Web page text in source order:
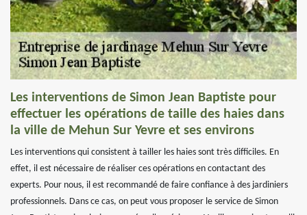
Les interventions de Simon Jean Baptiste pour
effectuer les opérations de taille des haies dans
la ville de Mehun Sur Yevre et ses environs
Les interventions qui consistent à tailler les haies sont très difficiles. En
effet, il est nécessaire de réaliser ces opérations en contactant des
experts. Pour nous, il est recommandé de faire confiance à des jardiniers
professionnels. Dans ce cas, on peut vous proposer le service de Simon